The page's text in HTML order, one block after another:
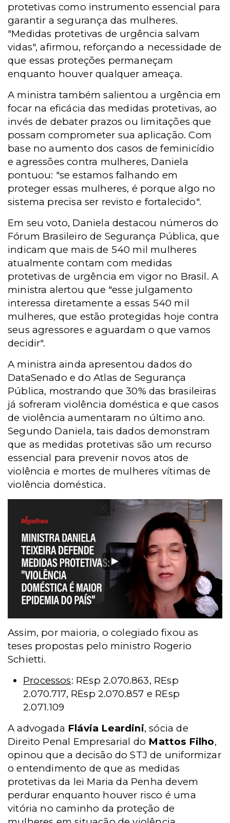
protetivas como instrumento essencial para
garantir a segurança das mulheres.
"Medidas protetivas de urgência salvam
vidas", afirmou, reforçando a necessidade de
que essas proteções permaneçam
enquanto houver qualquer ameaça.
A ministra também salientou a urgência em
focar na eficácia das medidas protetivas, ao
invés de debater prazos ou limitações que
possam comprometer sua aplicação. Com
base no aumento dos casos de feminicídio
e agressões contra mulheres, Daniela
pontuou: "se estamos falhando em
proteger essas mulheres, é porque algo no
sistema precisa ser revisto e fortalecido".
Em seu voto, Daniela destacou números do
Fórum Brasileiro de Segurança Pública, que
indicam que mais de 540 mil mulheres
atualmente contam com medidas
protetivas de urgência em vigor no Brasil. A
ministra alertou que "esse julgamento
interessa diretamente a essas 540 mil
mulheres, que estão protegidas hoje contra
seus agressores e aguardam o que vamos
decidir".
A ministra ainda apresentou dados do
DataSenado e do Atlas de Segurança
Pública, mostrando que 30% das brasileiras
já sofreram violência doméstica e que casos
de violência aumentaram no último ano.
Segundo Daniela, tais dados demonstram
que as medidas protetivas são um recurso
essencial para prevenir novos atos de
violência e mortes de mulheres vítimas de
violência doméstica.
Assim, por maioria, o colegiado fixou as
teses propostas pelo ministro Rogerio
Schietti.
Processos: REsp 2.070.863, REsp
2.070.717, REsp 2.070.857 e REsp
2.071.109
A advogada Flávia Leardini, sócia de
Direito Penal Empresarial do Mattos Filho,
opinou que a decisão do STJ de uniformizar
o entendimento de que as medidas
protetivas da lei Maria da Penha devem
perdurar enquanto houver risco é uma
vitória no caminho da proteção de